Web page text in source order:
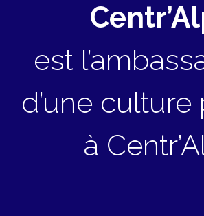
est
d’une culture
à